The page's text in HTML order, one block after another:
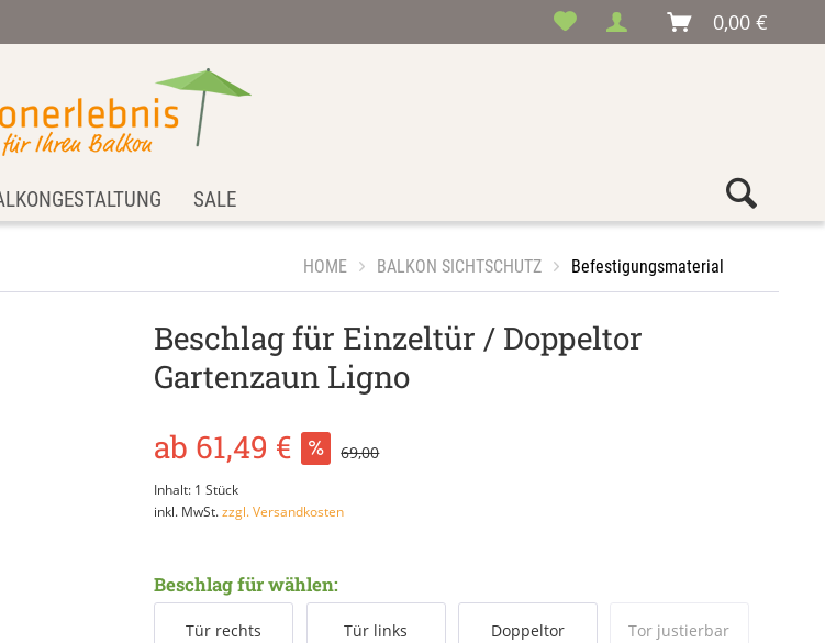
0,00 €
SALE
HOME BALKON SICHTSCHUTZ Befestigungsmaterial
Beschlag für Einzeltür / Doppeltor
Gartenzaun Ligno
ab 61,49 €
69,00
Inhalt: 1 Stück
inkl. MwSt.zzgl. Versandkosten
Beschlag für wählen:
Tür rechts Tür links Doppeltor Tor justierbar